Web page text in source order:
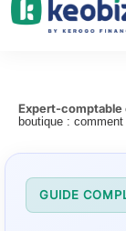
Expert-comptable
boutique :
GUIDE